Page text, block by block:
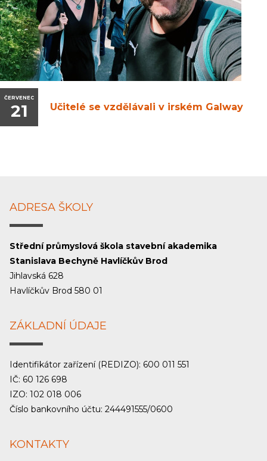
ČERVENEC
21 Učitelé se vzdělávali v irském Galway
ADRESA ŠKOLY
Střední průmyslová škola stavební akademika
Stanislava Bechyně Havlíčkův Brod
Jihlavská 628
Havlíčkův Brod 580 01
ZÁKLADNÍ ÚDAJE
Identifikátor zařízení (REDIZO): 600 011 551
IČ: 60 126 698
IZO: 102 018 006
Číslo bankovního účtu: 244491555/0600
KONTAKTY